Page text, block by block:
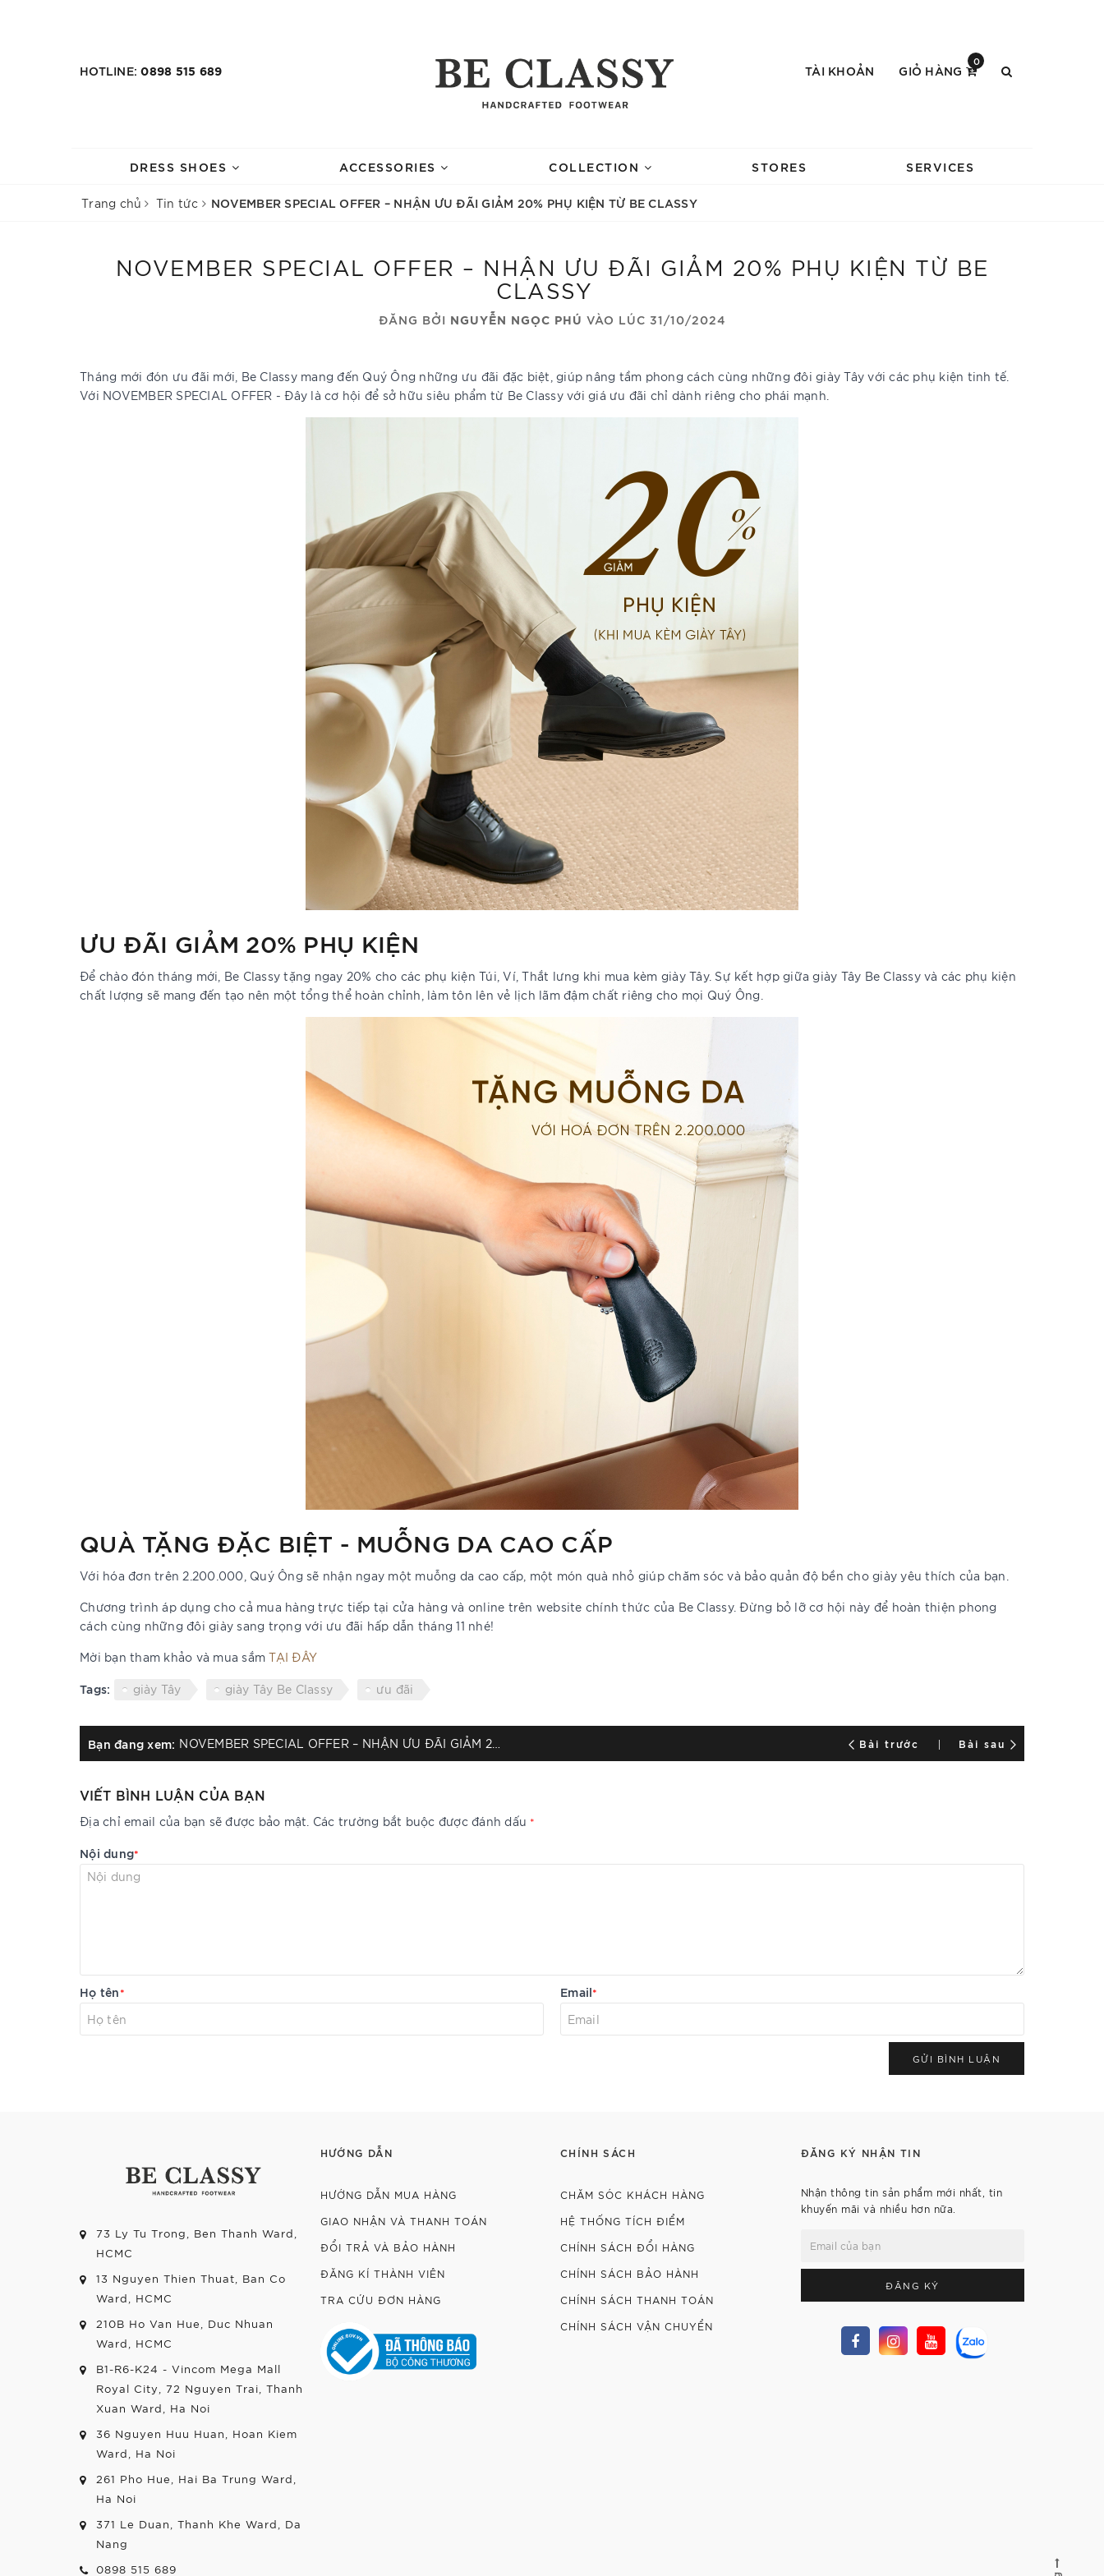
HOTLINE: 0898 515 689 TÀI KHOẢN GIỎ HÀNG
0
DRESS SHOES ACCESSORIES COLLECTION STORES SERVICES
Trang chủ Tin tức NOVEMBER SPECIAL OFFER – NHẬN ƯU ĐÃI GIẢM 20% PHỤ KIỆN TỪ BE CLASSY
NOVEMBER SPECIAL OFFER – NHẬN ƯU ĐÃI GIẢM 20% PHỤ KIỆN TỪ BE
CLASSY
ĐĂNG BỞI NGUYỄN NGỌC PHÚ VÀO LÚC 31/10/2024
Tháng mới đón ưu đãi mới, Be Classy mang đến Quý Ông những ưu đãi đặc biệt, giúp nâng tầm phong cách cùng những đôi giày Tây với các phụ kiện tinh tế.
Với NOVEMBER SPECIAL OFFER - Đây là cơ hội để sở hữu siêu phẩm từ Be Classy với giá ưu đãi chỉ dành riêng cho phái mạnh.
ƯU ĐÃI GIẢM 20% PHỤ KIỆN
Để chào đón tháng mới, Be Classy tặng ngay 20% cho các phụ kiện Túi, Ví, Thắt lưng khi mua kèm giày Tây. Sự kết hợp giữa giày Tây Be Classy và các phụ kiện
chất lượng sẽ mang đến tạo nên một tổng thể hoàn chỉnh, làm tôn lên vẻ lịch lãm đậm chất riêng cho mọi Quý Ông.
QUÀ TẶNG ĐẶC BIỆT - MUỖNG DA CAO CẤP
Với hóa đơn trên 2.200.000, Quý Ông sẽ nhận ngay một muỗng da cao cấp, một món quà nhỏ giúp chăm sóc và bảo quản độ bền cho giày yêu thích của bạn.
Chương trình áp dụng cho cả mua hàng trực tiếp tại cửa hàng và online trên website chính thức của Be Classy. Đừng bỏ lỡ cơ hội này để hoàn thiện phong
cách cùng những đôi giày sang trọng với ưu đãi hấp dẫn tháng 11 nhé!
Mời bạn tham khảo và mua sắmTẠI ĐÂY
Tags: giày Tây giày Tây Be Classy ưu đãi
Bạn đang xem: Bài trước Bài sau
VIẾT BÌNH LUẬN CỦA BẠN
Địa chỉ email của bạn sẽ được bảo mật. Các trường bắt buộc được đánh dấu *
Nội dung*
Họ tên* Email*
GỬI BÌNH LUẬN
73 Ly Tu Trong, Ben Thanh Ward,
HCMC
13 Nguyen Thien Thuat, Ban Co
Ward, HCMC
210B Ho Van Hue, Duc Nhuan
Ward, HCMC
B1-R6-K24 - Vincom Mega Mall
Royal City, 72 Nguyen Trai, Thanh
Xuan Ward, Ha Noi
36 Nguyen Huu Huan, Hoan Kiem
Ward, Ha Noi
261 Pho Hue, Hai Ba Trung Ward,
Ha Noi
371 Le Duan, Thanh Khe Ward, Da
Nang
0898 515 689
HƯỚNG DẪN
HƯỚNG DẪN MUA HÀNG
GIAO NHẬN VÀ THANH TOÁN
ĐỔI TRẢ VÀ BẢO HÀNH
ĐĂNG KÍ THÀNH VIÊN
TRA CỨU ĐƠN HÀNG
CHÍNH SÁCH
CHĂM SÓC KHÁCH HÀNG
HỆ THỐNG TÍCH ĐIỂM
CHÍNH SÁCH ĐỔI HÀNG
CHÍNH SÁCH BẢO HÀNH
CHÍNH SÁCH THANH TOÁN
CHÍNH SÁCH VẬN CHUYỂN
ĐĂNG KÝ NHẬN TIN
Nhận thông tin sản phẩm mới nhất, tin
khuyến mãi và nhiều hơn nữa.
ĐĂNG KÝ